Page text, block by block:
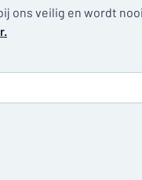
ons veilig en wordt